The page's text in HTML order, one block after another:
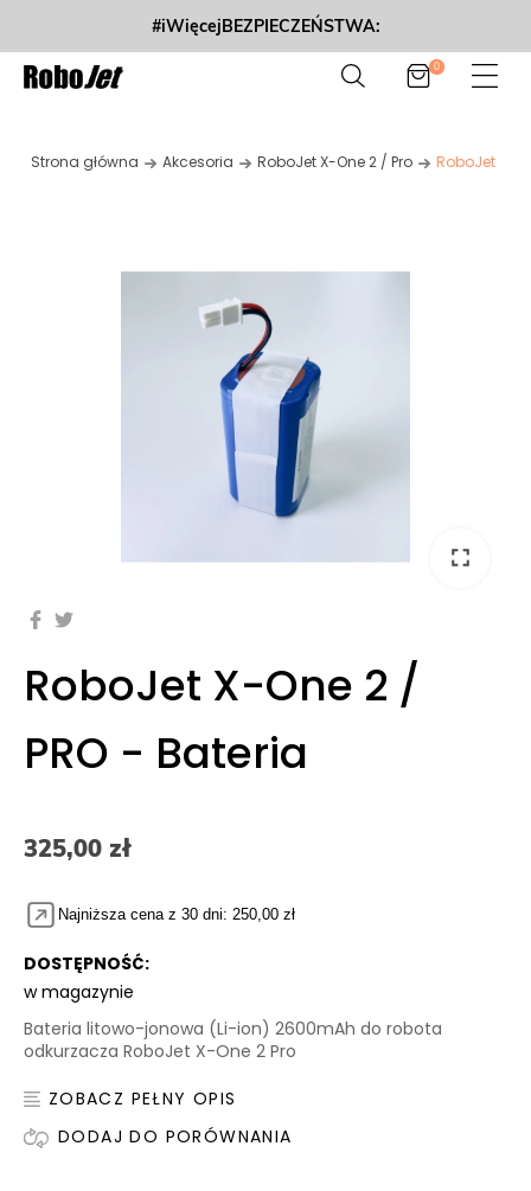
#iWięcejBEZPIECZEŃSTWA:
0
Strona główna Akcesoria RoboJet X-One 2 / Pro RoboJet X-
fullscreen
RoboJet X-One 2 /
PRO - Bateria
325,00 zł
Najniższa cena z 30 dni: 250,00 zł
DOSTĘPNOŚĆ:
w magazynie
Bateria litowo-jonowa (Li-ion) 2600mAh do robota
odkurzacza RoboJet X-One 2 Pro
ZOBACZ PEŁNY OPIS
DODAJ DO PORÓWNANIA